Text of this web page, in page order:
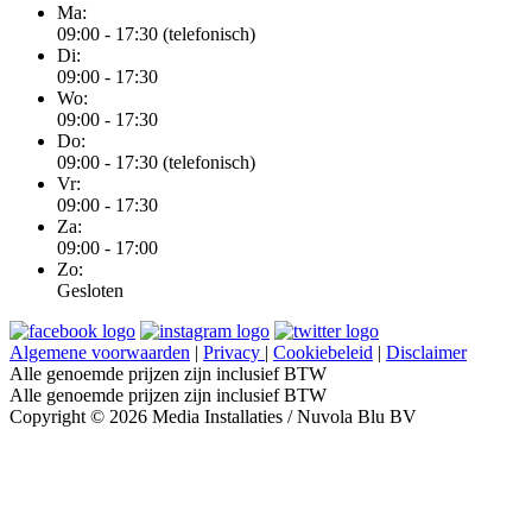
Ma:
09:00 - 17:30 (telefonisch)
Di:
09:00 - 17:30
Wo:
09:00 - 17:30
Do:
09:00 - 17:30 (telefonisch)
Vr:
09:00 - 17:30
Za:
09:00 - 17:00
Zo:
Gesloten
Algemene voorwaarden | Privacy | Cookiebeleid | Disclaimer
Alle genoemde prijzen zijn inclusief BTW
Alle genoemde prijzen zijn inclusief BTW
Copyright © 2026 Media Installaties / Nuvola Blu BV